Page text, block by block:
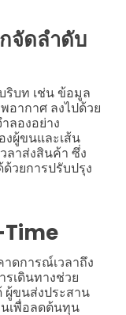
จัดลำดับ
ริบท เช่น ข้อมูล
อากาศ ลงไปด้วย
ลองอย่าง
ผู้ขนและเส้น
ลาส่งสินค้า ซึ่ง
วยการปรับปรุง
Time
ดการณ์เวลาถึง
รเดินทางช่วย
ผู้ขนส่งประสาน
เพื่อลดต้นทุน